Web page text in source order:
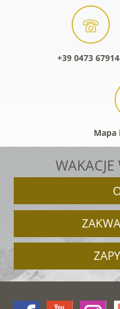
+39 0473